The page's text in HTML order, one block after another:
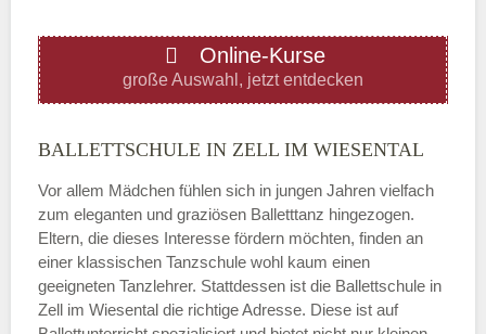
Donnerstag
—
ÖFFNUNGSZEITEN HINZUFÜGEN
Freitag
Online-Kurse
große Auswahl, jetzt entdecken
BALLETTSCHULE IN ZELL IM WIESENTAL
Vor allem Mädchen fühlen sich in jungen Jahren vielfach
zum eleganten und graziösen Balletttanz hingezogen.
Eltern, die dieses Interesse fördern möchten, finden an
einer klassischen Tanzschule wohl kaum einen
geeigneten Tanzlehrer. Stattdessen ist die Ballettschule in
Zell im Wiesental die richtige Adresse. Diese ist auf